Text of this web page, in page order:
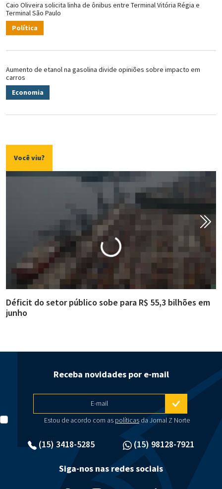
Caio Oliveira solicita linha de ônibus entre Terminal Vitória Régia e
Terminal São Paulo
Política
Aumento de etanol na gasolina divide opiniões sobre impacto em
carros
Economia
Você viu?
Déficit do setor público sobe para R$ 55,3 bilhões em
junho
(15) 3418-5285 (15) 98128-7921
Receba novidades por e-mail
E-mail
Estou de acordo com as políticasda Jornal Z Norte
Siga-nos nas redes sociais